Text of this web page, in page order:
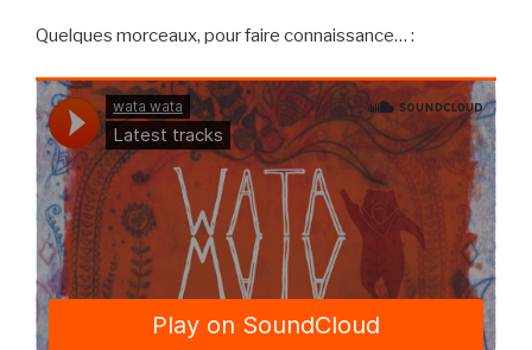
Quelques morceaux, pour faire connaissance… :